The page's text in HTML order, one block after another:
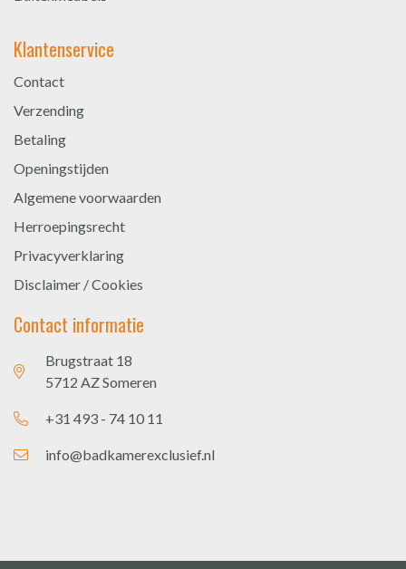
Klantenservice
Contact
Verzending
Betaling
Openingstijden
Algemene voorwaarden
Herroepingsrecht
Privacyverklaring
Disclaimer / Cookies
Contact informatie
Brugstraat 18
5712 AZ Someren
+31 493 - 74 10 11
info@badkamerexclusief.nl